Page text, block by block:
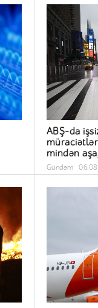
ABŞ-da
mindən
Gündəm